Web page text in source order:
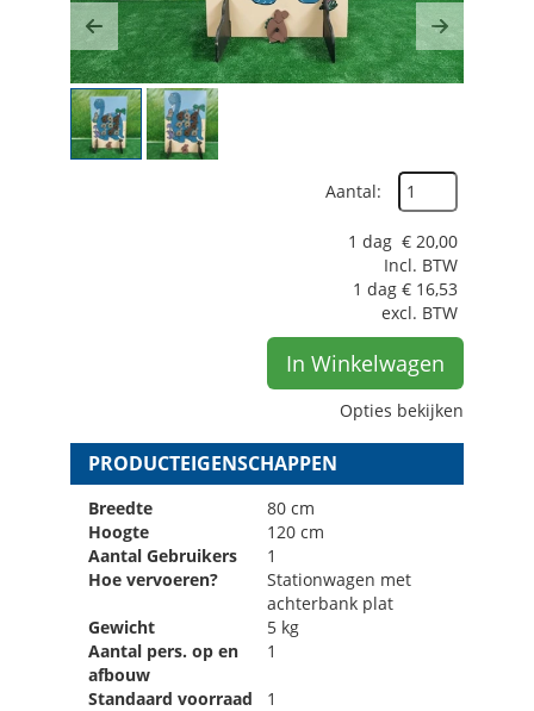
Previous Next
Aantal:
1 dag € 20,00
Incl. BTW
1 dag € 16,53
excl. BTW
In Winkelwagen
Opties bekijken
PRODUCTEIGENSCHAPPEN
Breedte
80 cm
Hoogte
120 cm
Aantal Gebruikers
1
Hoe vervoeren?
Stationwagen met
achterbank plat
Gewicht
5 kg
Aantal pers. op en
afbouw
1
Standaard voorraad 1